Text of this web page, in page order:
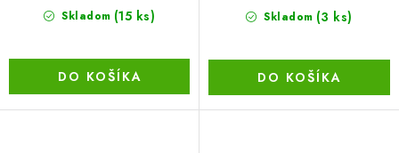
Skladom (15 ks)
DO KOŠÍKA
Skladom (3 ks)
DO KOŠÍKA